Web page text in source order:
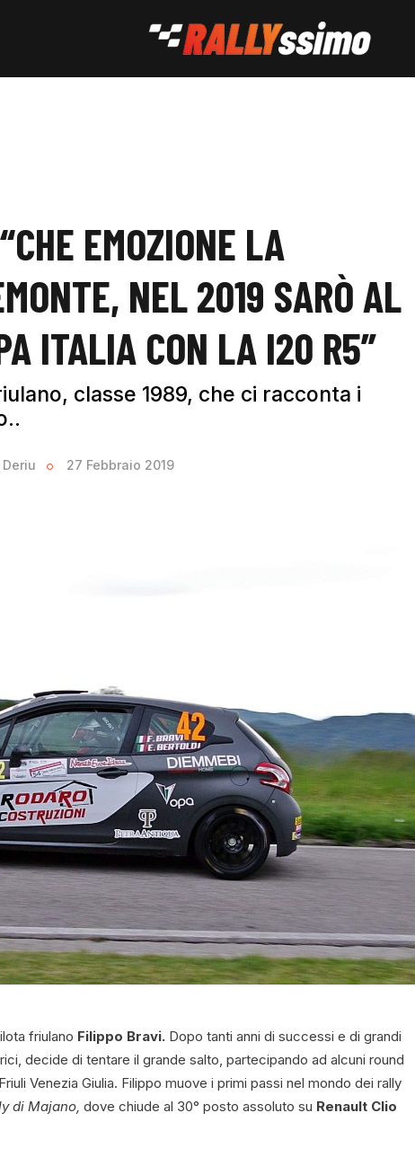
EMOZIONE LA
NEL 2019 SARÒ AL
ITALIA CON LA I20 R5”
classe 1989, che ci racconta i
27 Febbraio 2019
friulano Filippo Bravi. Dopo tanti anni di successi e di grandi
decide di tentare il grande salto, partecipando ad alcuni round
Venezia Giulia. Filippo muove i primi passi nel mondo dei rally
di Majano, dove chiude al 30° posto assoluto su Renault Clio